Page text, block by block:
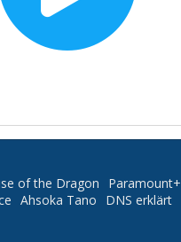
Paramount+
of the Dragon
DNS erklärt
Ahsoka Tano